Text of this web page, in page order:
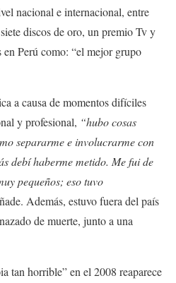
nacional e internacional, entre
discos de oro, un premio Tv y
Perú como: “el mejor grupo
a causa de momentos difíciles
y profesional, “hubo cosas
separarme e involucrarme con
debí haberme metido. Me fui de
pequeños; eso tuvo
Además, estuvo fuera del país
de muerte, junto a una
tan horrible” en el 2008 reaparece